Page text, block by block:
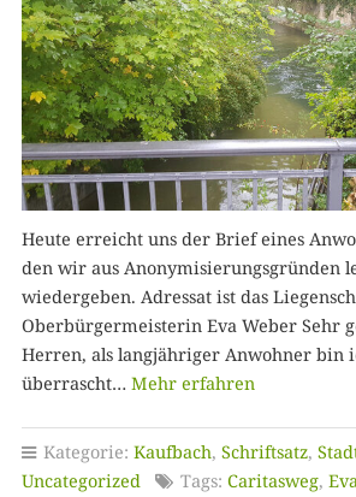
Heute erreicht uns der Brief eines
den wir aus Anonymisierungsgründen
wiedergeben. Adressat ist das
Oberbürgermeisterin Eva Weber Sehr
Herren, als langjähriger Anwohner bin
überrascht… Mehr erfahren
Kategorie: Kaufbach, Schriftsatz,
Uncategorized
Tags: Caritasweg,